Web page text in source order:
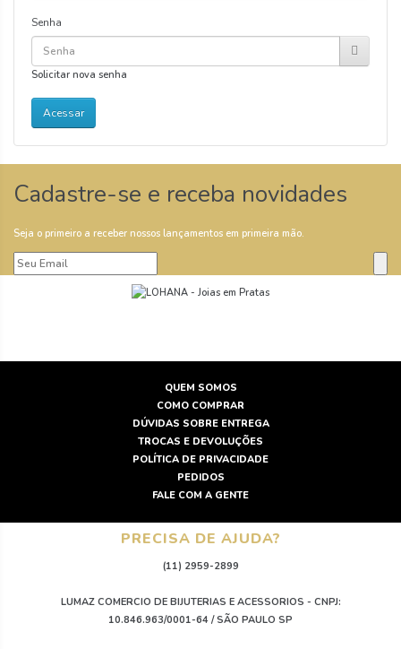
Senha
Solicitar nova senha
Cadastre-se e receba novidades
Seja o primeiro a receber nossos lançamentos em primeira mão.
QUEM SOMOS
COMO COMPRAR
DÚVIDAS SOBRE ENTREGA
TROCAS E DEVOLUÇÕES
POLÍTICA DE PRIVACIDADE
PEDIDOS
FALE COM A GENTE
PRECISA DE AJUDA?
(11) 2959-2899
LUMAZ COMERCIO DE BIJUTERIAS E ACESSORIOS - CNPJ:
10.846.963/0001-64 / SÃO PAULO SP